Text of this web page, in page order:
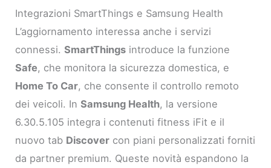
Integrazioni SmartThings e Samsung Health
L’aggiornamento interessa anche i servizi
connessi.SmartThings introduce la funzione
Safe, che monitora la sicurezza domestica, e
Home To Car, che consente il controllo remoto
dei veicoli. InSamsung Health, la versione
6.30.5.105 integra i contenuti fitness iFit e il
nuovo tab Discover con piani personalizzati forniti
da partner premium. Queste novità espandono la